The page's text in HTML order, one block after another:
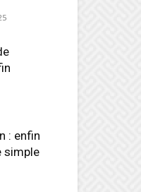
: enfin
simple